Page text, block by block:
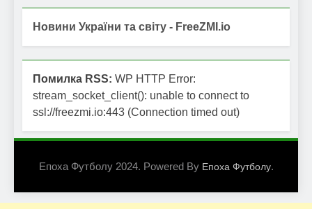
Новини України та світу - FreeZMI.io
Помилка RSS: WP HTTP Error:
stream_socket_client(): unable to connect to
ssl://freezmi.io:443 (Connection timed out)
Епоха Футболу 2024. Powered By Епоха Футболу.